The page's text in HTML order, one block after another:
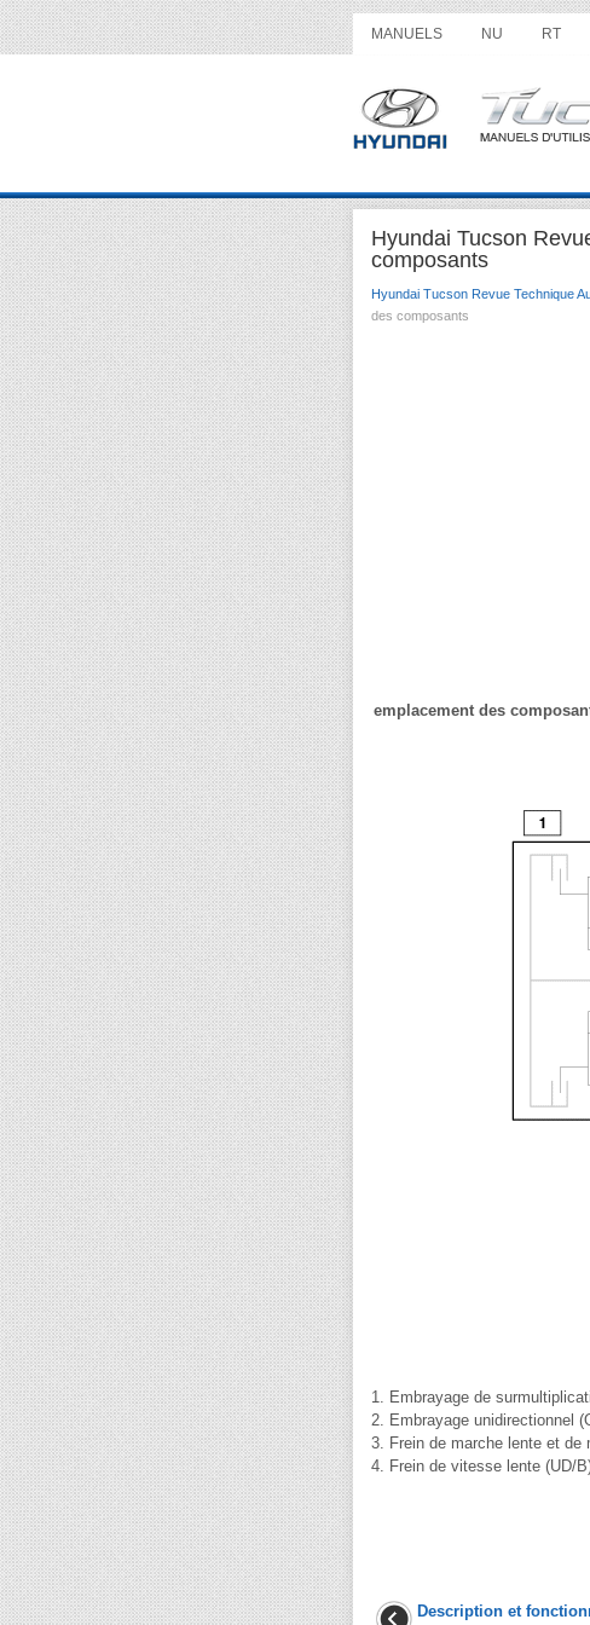
MANUELS NU RT
Hyundai Tucson
composants
Hyundai Tucson Revue Technique
des composants
emplacement des
1. Embrayage de
2. Embrayage unidirectionnel
3. Frein de marche lente et de
4. Frein de vitesse lente (UD/
Description et